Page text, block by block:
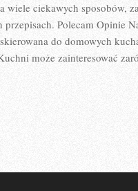
wiele ciekawych sposobów,
przepisach. Polecam Opinie
do domowych
może zainteresować